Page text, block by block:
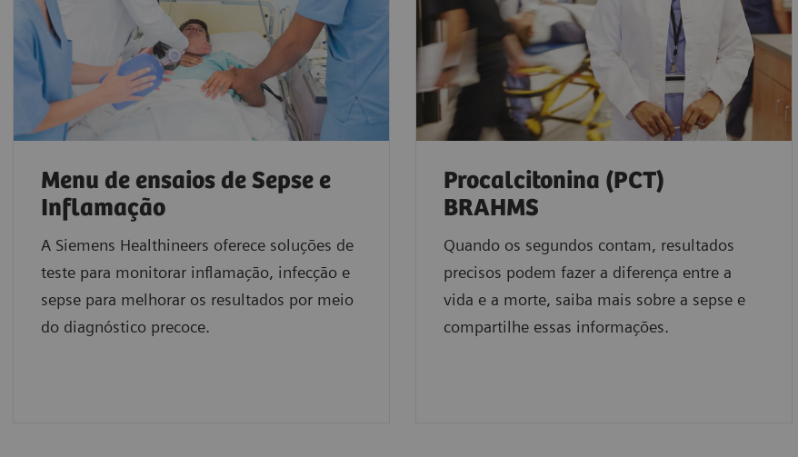
Menu de ensaios de Sepse e
Inflamação
A Siemens Healthineers oferece soluções de
teste para monitorar inflamação, infecção e
sepse para melhorar os resultados por meio
do diagnóstico precoce.
Procalcitonina (PCT)
BRAHMS
Quando os segundos contam, resultados
precisos podem fazer a diferença entre a
vida e a morte, saiba mais sobre a sepse e
compartilhe essas informações.